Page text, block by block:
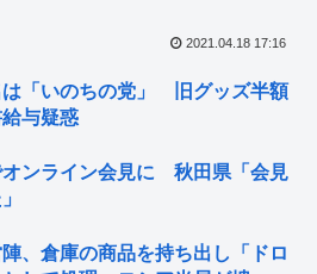
2021.04.18 17:16
は「いのちの党」 旧グッズ半額
与疑惑
オンライン会見に 秋田県「会見
、倉庫の商品を持ち出し「ドロ